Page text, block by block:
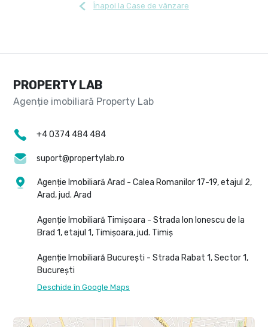
Înapoi la Case de vânzare
PROPERTY LAB
+4 0374 484 484
suport@propertylab.ro
Agenție Imobiliară Arad - Calea Romanilor 17-19, etajul 2,
Arad, jud. Arad
Agenție Imobiliară Timișoara - Strada Ion Ionescu de la
Brad 1, etajul 1, Timișoara, jud. Timiș
Agenție Imobiliară București - Strada Rabat 1, Sector 1,
București
Deschide în Google Maps